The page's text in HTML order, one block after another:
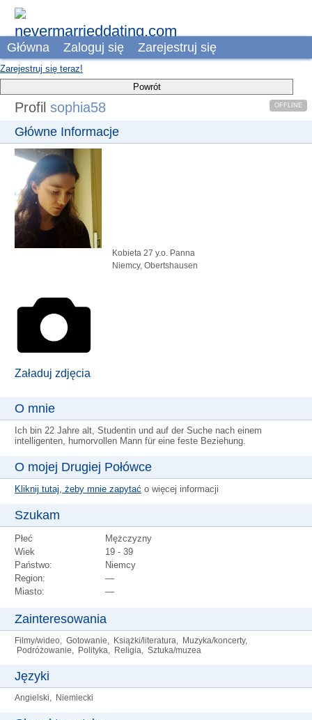
Główna Zaloguj się Zarejestruj się
Zarejestruj się teraz!
Powrót
Profil sophia58 OFFLINE
Główne Informacje
Kobieta 27 y.o. Panna
Niemcy, Obertshausen
Załaduj zdjęcia
O mnie
Ich bin 22 Jahre alt, Studentin und auf der Suche nach einem
intelligenten, humorvollen Mann für eine feste Beziehung.
O mojej Drugiej Połówce
Kliknij tutaj, żeby mnie zapytać o więcej informacji
Szukam
Płeć
Mężczyzny
Wiek
19 - 39
Państwo:
Niemcy
Region:
—
Miasto:
—
Zainteresowania
Filmy/wideo, Gotowanie, Książki/literatura, Muzyka/koncerty,
Podróżowanie, Polityka, Religia, Sztuka/muzea
Języki
Angielski, Niemiecki